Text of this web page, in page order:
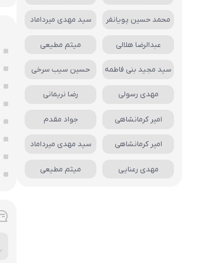
محمد حسین پویانفر سید مهدی میرداماد
عبدالرضا هلالی میثم مطیعی
سید مجید بنی فاطمه حسین سیب سرخی
مهدی رسولی رضا نریمانی
امیر کرمانشاهی جواد مقدم
امیر کرمانشاهی سید مهدی میرداماد
مهدی رعنایی میثم مطیعی